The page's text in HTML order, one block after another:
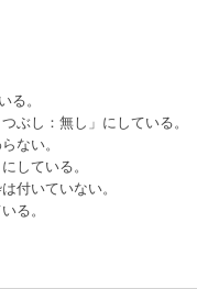
る。
ぶし：無し」にしている。
ない。
している。
付いていない。
る。